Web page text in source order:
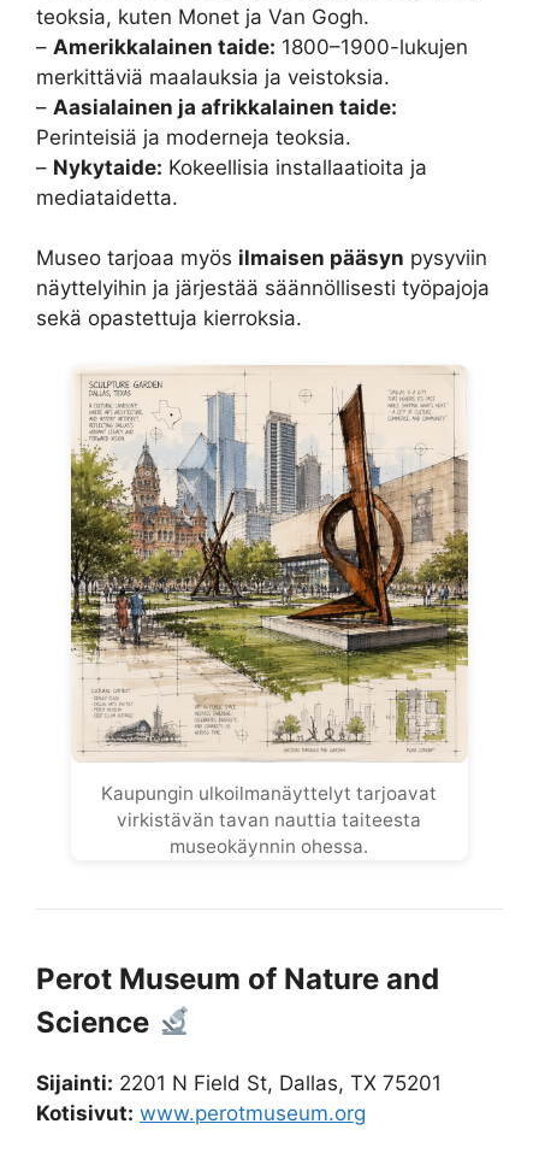
teoksia, kuten Monet ja Van Gogh.
– Amerikkalainen taide: 1800–1900-lukujen
merkittäviä maalauksia ja veistoksia.
– Aasialainen ja afrikkalainen taide:
Perinteisiä ja moderneja teoksia.
– Nykytaide: Kokeellisia installaatioita ja
mediataidetta.
Museo tarjoaa myös ilmaisen pääsyn pysyviin
näyttelyihin ja järjestää säännöllisesti työpajoja
sekä opastettuja kierroksia.
Kaupungin ulkoilmanäyttelyt tarjoavat
virkistävän tavan nauttia taiteesta
museokäynnin ohessa.
Perot Museum of Nature and
Science
Sijainti: 2201 N Field St, Dallas, TX 75201
Kotisivut: www.perotmuseum.org